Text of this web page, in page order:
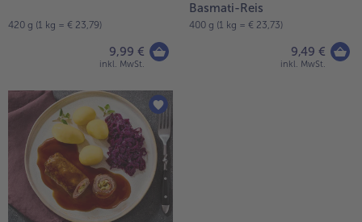
420 g (1 kg = € 23,79)
9,99 €
inkl. MwSt.
Basmati-Reis
400 g (1 kg = € 23,73)
9,49 €
inkl. MwSt.